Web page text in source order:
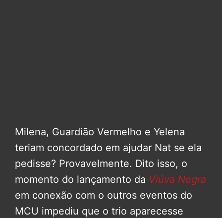
Milena, Guardião Vermelho e Yelena
teriam concordado em ajudar Nat se ela
pedisse? Provavelmente. Dito isso, o
momento do lançamento da Viúva Negra
em conexão com o outros eventos do
MCU impediu que o trio aparecesse